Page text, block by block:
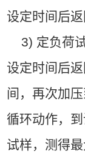
设定时间后返
3) 定负荷
设定时间后
间，再次加
循环动作，
试样，测得最